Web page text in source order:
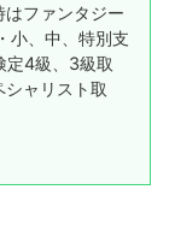
はファンタジー
小、中、特別支
定4級、3級取
ャリスト取